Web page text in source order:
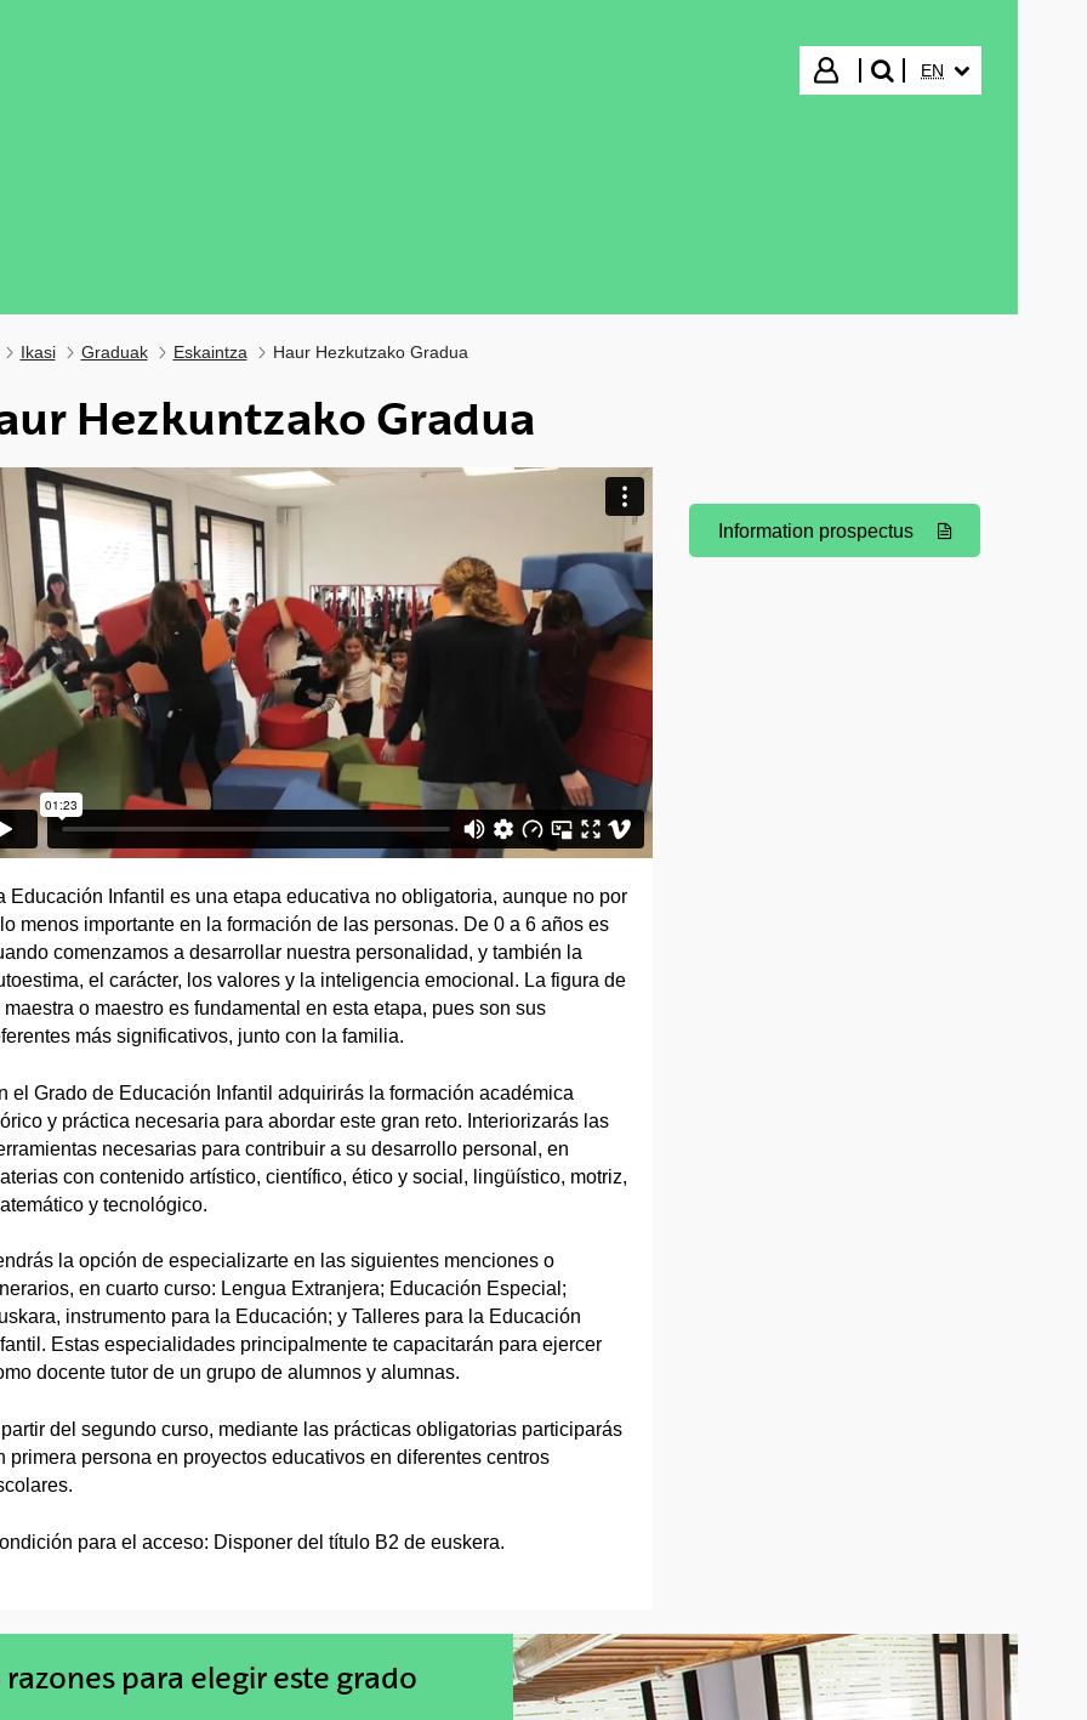
Login
search"
EN
Ikasi Graduak Eskaintza Haur Hezkutzako Gradua
Hezkuntzako Gradua
Educación Infantil es una etapa educativa no obligatoria, aunque no por
menos importante en la formación de las personas. De 0 a 6 años es
comenzamos a desarrollar nuestra personalidad, y también la
el carácter, los valores y la inteligencia emocional. La figura de
maestra o maestro es fundamental en esta etapa, pues son sus
más significativos, junto con la familia.
el Grado de Educación Infantil adquirirás la formación académica
y práctica necesaria para abordar este gran reto. Interiorizarás las
necesarias para contribuir a su desarrollo personal, en
con contenido artístico, científico, ético y social, lingüístico, motriz,
y tecnológico.
la opción de especializarte en las siguientes menciones o
en cuarto curso: Lengua Extranjera; Educación Especial;
instrumento para la Educación; y Talleres para la Educación
Estas especialidades principalmente te capacitarán para ejercer
docente tutor de un grupo de alumnos y alumnas.
del segundo curso, mediante las prácticas obligatorias participarás
primera persona en proyectos educativos en diferentes centros
para el acceso: Disponer del título B2 de euskera.
(Opens New Window)
Information prospectus
razones para elegir este grado